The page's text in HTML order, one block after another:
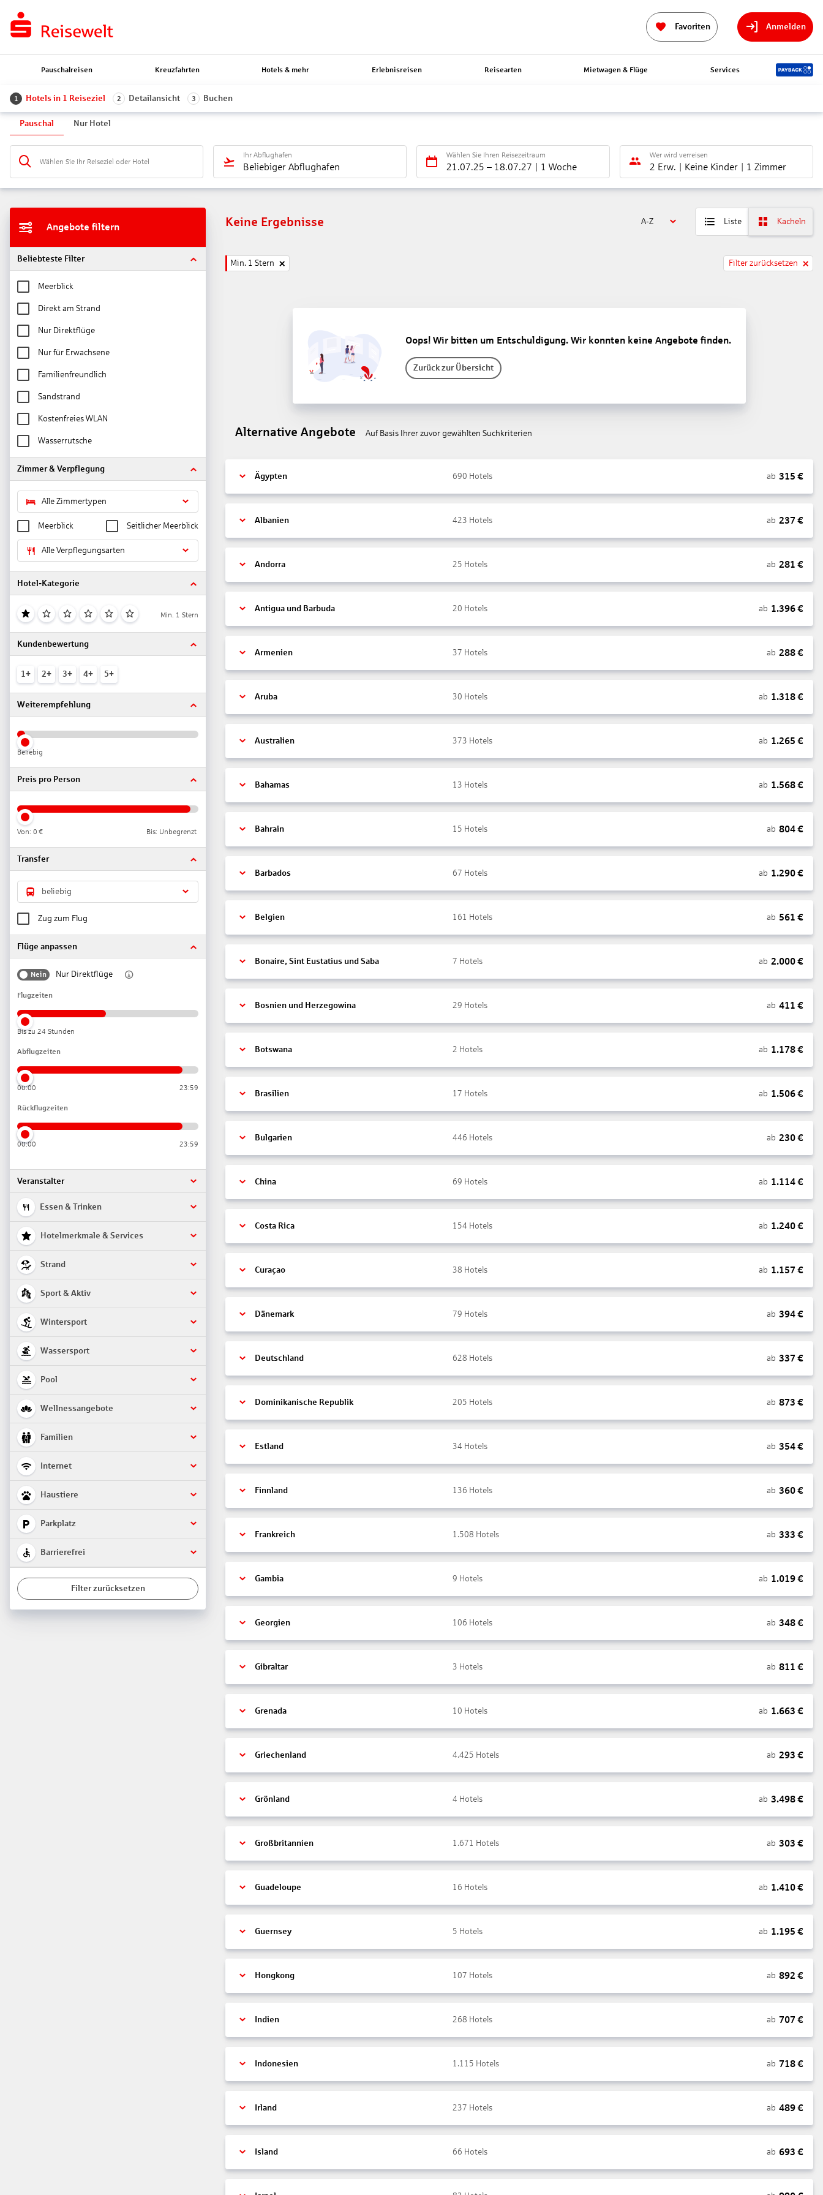
Favoriten Anmelden
Pauschalreisen Kreuzfahrten Hotels & mehr Erlebnisreisen Reisearten Mietwagen & Flüge Services
1 Hotels in 1 Reiseziel 2 Detailansicht 3 Buchen
Pauschal Nur Hotel
Wählen Sie Ihr Reiseziel oder Hotel
Ihr Abflughafen
Beliebiger Abflughafen
Wählen Sie Ihren Reisezeitraum
21.07.25 – 18.07.27 1 Woche
Wer wird verreisen
2 Erw. Keine Kinder 1 Zimmer
Angebote filtern
Beliebteste Filter
Meerblick
Direkt am Strand
Nur Direktflüge
Nur für Erwachsene
Familienfreundlich
Sandstrand
Kostenfreies WLAN
Wasserrutsche
Zimmer & Verpflegung
Alle Zimmertypen
Meerblick Seitlicher Meerblick
Alle Verpflegungsarten
Hotel-Kategorie
Min. 1 Stern
Kundenbewertung
1+ 2+ 3+ 4+ 5+
Weiterempfehlung
Beliebig
Preis pro Person
Von: 0 € Bis: Unbegrenzt
Transfer
beliebig
Zug zum Flug
Flüge anpassen
Nein Nur Direktflüge
Flugzeiten
Bis zu 24 Stunden
Abflugzeiten
00:00 23:59
Rückflugzeiten
00:00 23:59
Veranstalter
Essen & Trinken
Hotelmerkmale & Services
Strand
Sport & Aktiv
Wintersport
Wassersport
Pool
Wellnessangebote
Familien
Internet
Haustiere
Parkplatz
Barrierefrei
Filter zurücksetzen
Keine Ergebnisse A-Z Liste Kacheln
Min. 1 Stern Filter zurücksetzen
Oops! Wir bitten um Entschuldigung. Wir konnten keine Angebote finden.
Zurück zur Übersicht
Alternative Angebote Auf Basis Ihrer zuvor gewählten Suchkriterien
Ägypten 690 Hotels ab 315 €
Albanien 423 Hotels ab 237 €
Andorra 25 Hotels ab 281 €
Antigua und Barbuda 20 Hotels ab 1.396€
Armenien 37 Hotels ab 288€
Aruba 30 Hotels ab 1.318€
Australien 373 Hotels ab 1.265 €
Bahamas 13 Hotels ab 1.568€
Bahrain 15 Hotels ab 804€
Barbados 67 Hotels ab 1.290€
Belgien 161 Hotels ab 561 €
Bonaire, Sint Eustatius und Saba 7 Hotels ab 2.000€
Bosnien und Herzegowina 29 Hotels ab 411 €
Botswana 2 Hotels ab 1.178€
Brasilien 17 Hotels ab 1.506€
Bulgarien 446 Hotels ab 230€
China 69 Hotels ab 1.114€
Costa Rica 154 Hotels ab 1.240€
Curaçao 38 Hotels ab 1.157 €
Dänemark 79 Hotels ab 394€
Deutschland 628 Hotels ab 337 €
Dominikanische Republik 205 Hotels ab 873 €
Estland 34 Hotels ab 354€
Finnland 136 Hotels ab 360€
Frankreich 1.508 Hotels ab 333 €
Gambia 9 Hotels ab 1.019€
Georgien 106 Hotels ab 348€
Gibraltar 3 Hotels ab 811 €
Grenada 10 Hotels ab 1.663 €
Griechenland 4.425 Hotels ab 293 €
Grönland 4 Hotels ab 3.498€
Großbritannien 1.671 Hotels ab 303 €
Guadeloupe 16 Hotels ab 1.410€
Guernsey 5 Hotels ab 1.195 €
Hongkong 107 Hotels ab 892 €
Indien 268 Hotels ab 707 €
Indonesien 1.115 Hotels ab 718€
Irland 237 Hotels ab 489€
Island 66 Hotels ab 693 €